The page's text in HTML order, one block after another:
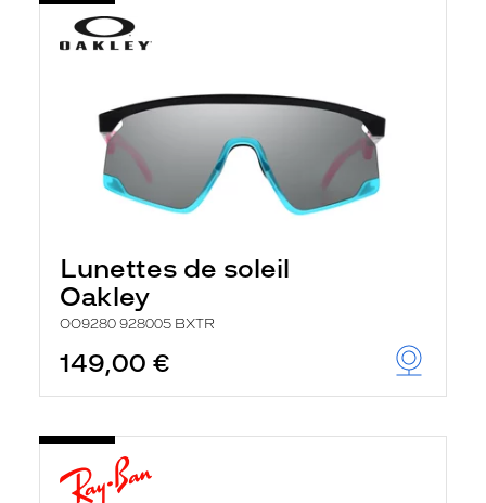
Lunettes de soleil
Oakley
OO9280 928005 BXTR
149,00 €